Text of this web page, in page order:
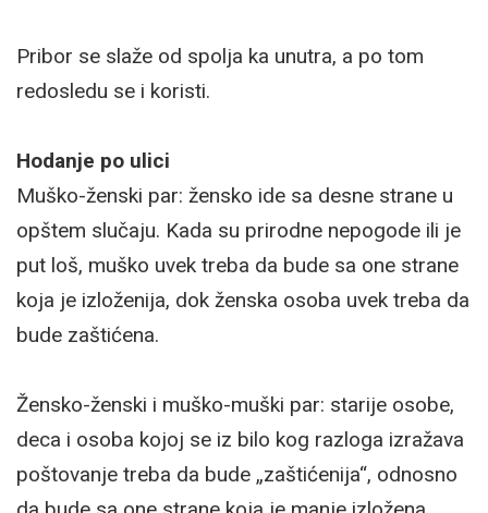
Pribor se slaže od spolja ka unutra, a po tom
redosledu se i koristi.
Hodanje po ulici
Muško-ženski par: žensko ide sa desne strane u
opštem slučaju. Kada su prirodne nepogode ili je
put loš, muško uvek treba da bude sa one strane
koja je izloženija, dok ženska osoba uvek treba da
bude zaštićena.
Žensko-ženski i muško-muški par: starije osobe,
deca i osoba kojoj se iz bilo kog razloga izražava
poštovanje treba da bude „zaštićenija“, odnosno